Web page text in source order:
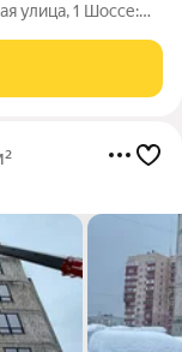
улица, 1 Шоссе: